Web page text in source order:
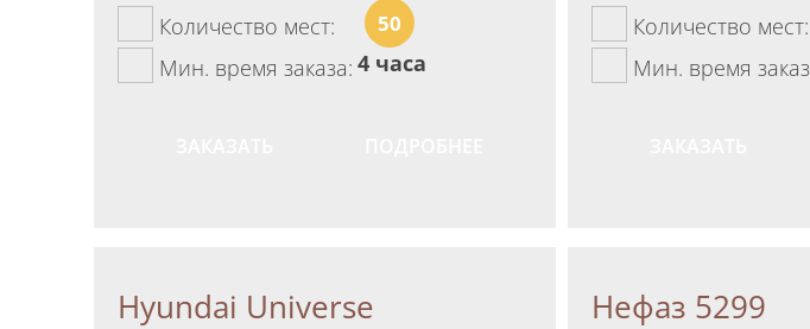
Количество мест:
50
Мин. время заказа: 4 часа
Количество мест:
Мин. время
Hyundai Universe Нефаз 5299